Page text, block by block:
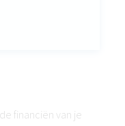
financiën van je